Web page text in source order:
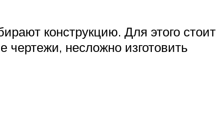
конструкцию. Для этого стоит
чертежи, несложно изготовить